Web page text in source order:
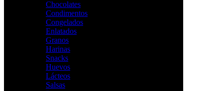
Chocolates
Condimentos
Congelados
Enlatados
Granos
Harinas
Snacks
Huevos
Lácteos
Salsas